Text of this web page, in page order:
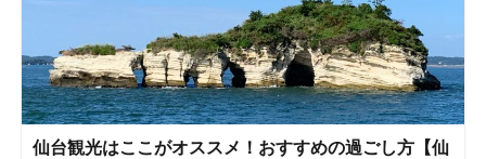
仙台観光はここがオススメ！おすすめの過ごし方【仙